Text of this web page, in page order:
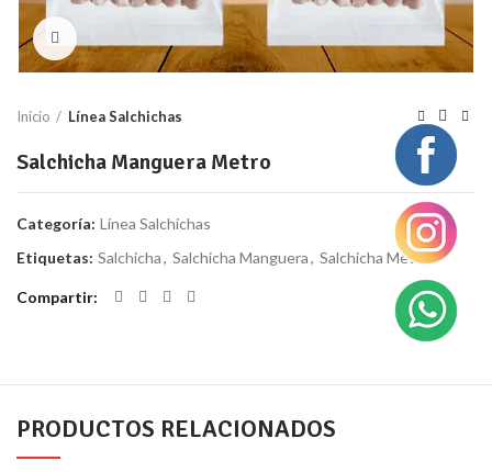
Inicio Línea Salchichas
Salchicha Manguera Metro
Categoría: Línea Salchichas
Etiquetas: Salchicha, Salchicha Manguera, Salchicha Metro
Compartir
PRODUCTOS RELACIONADOS